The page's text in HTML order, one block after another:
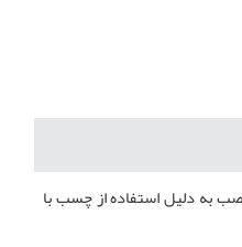
به دلیل استفاده از چسب با